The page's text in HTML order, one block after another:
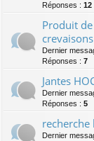
Réponses : 12
Produit
Dernier
Réponses : 7
Jantes
Dernier
Réponses : 5
Dernier